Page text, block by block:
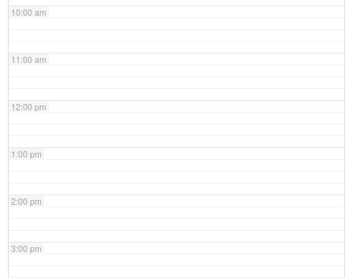
10:00 am
11:00 am
12:00 pm
1:00 pm
2:00 pm
3:00 pm